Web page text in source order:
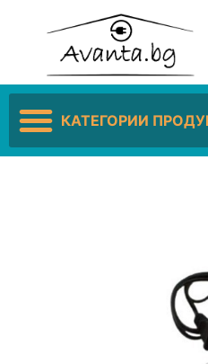
КАТЕГОРИИ
Ниските цени са